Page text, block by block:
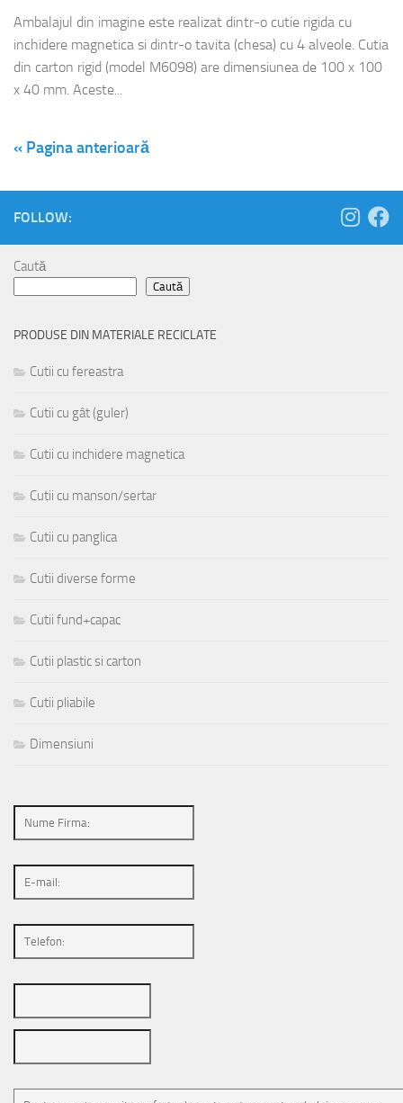
Ambalajul din imagine este realizat dintr-o cutie rigida cu
inchidere magnetica si dintr-o tavita (chesa) cu 4 alveole. Cutia
din carton rigid (model M6098) are dimensiunea de 100 x 100
x 40 mm. Aceste...
« Pagina anterioară
FOLLOW:
Caută
Caută
PRODUSE DIN MATERIALE RECICLATE
Cutii cu fereastra
Cutii cu gât (guler)
Cutii cu inchidere magnetica
Cutii cu manson/sertar
Cutii cu panglica
Cutii diverse forme
Cutii fund+capac
Cutii plastic si carton
Cutii pliabile
Dimensiuni